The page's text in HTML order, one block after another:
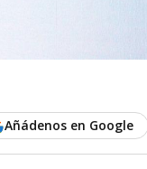
Añádenos en Google